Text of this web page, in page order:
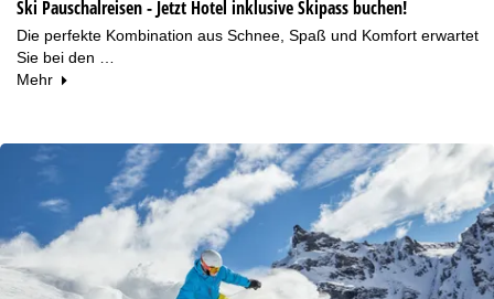
Ski Pauschalreisen - Jetzt Hotel inklusive Skipass buchen!
Die perfekte Kombination aus Schnee, Spaß und Komfort erwartet
Sie bei den …
Mehr